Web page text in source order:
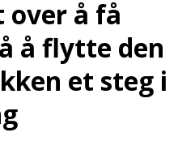
over å få
å flytte den
et steg i